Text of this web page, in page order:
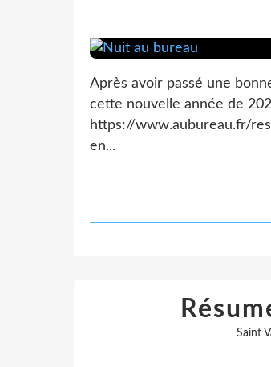
Après avoir passé une
cette nouvelle année de
https://www.aubureau.fr/
en...
Saint